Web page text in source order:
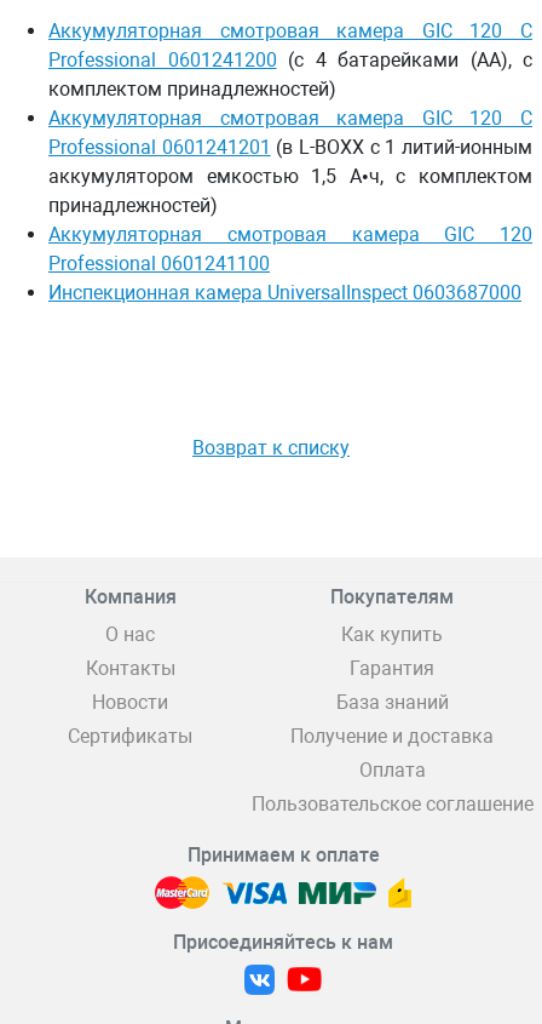
Аккумуляторная смотровая камера GIC 120 C
Professional 0601241200 (с 4 батарейками (AA), c
комплектом принадлежностей)
Аккумуляторная смотровая камера GIC 120 C
Professional 0601241201 (в L-BOXX с 1 литий-ионным
аккумулятором емкостью 1,5 А•ч, c комплектом
принадлежностей)
Аккумуляторная смотровая камера GIC 120
Professional 0601241100
Инспекционная камера UniversalInspect 0603687000
Возврат к списку
Компания
О нас
Контакты
Новости
Сертификаты
Покупателям
Как купить
Гарантия
База знаний
Получение и доставка
Оплата
Пользовательское соглашение
Принимаем к оплате
Присоединяйтесь к нам